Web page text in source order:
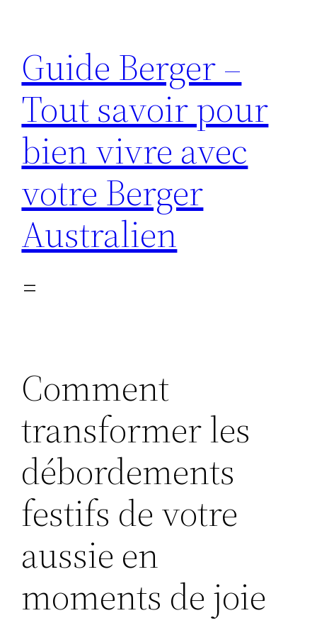
contenu
Guide Berger –
Tout savoir pour
bien vivre avec
votre Berger
Australien
Comment
transformer les
débordements
festifs de votre
aussie en
moments de joie